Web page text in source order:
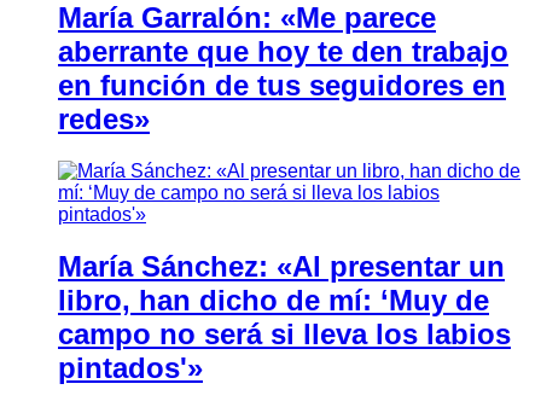
María Garralón: «Me parece
aberrante que hoy te den trabajo
en función de tus seguidores en
redes»
María Sánchez: «Al presentar un
libro, han dicho de mí: ‘Muy de
campo no será si lleva los labios
pintados'»